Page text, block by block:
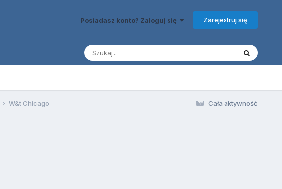
Posiadasz konto? Zaloguj się Zarejestruj się
Cała aktywność
W&t Chicago